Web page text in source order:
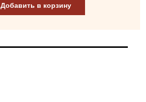
Добавить в корзину